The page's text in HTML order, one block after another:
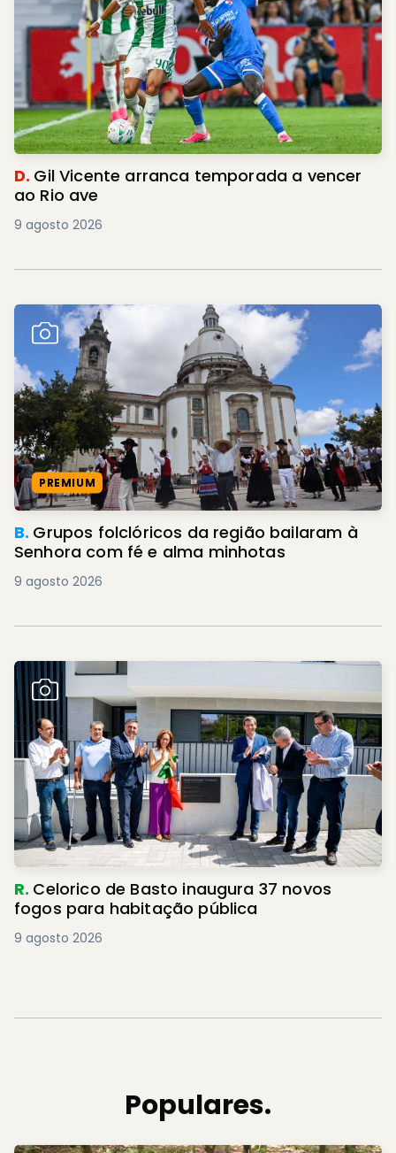
D. Gil Vicente arranca temporada a vencer
ao Rio ave
9 agosto 2026
PREMIUM
B. Grupos folclóricos da região bailaram à
Senhora com fé e alma minhotas
9 agosto 2026
R. Celorico de Basto inaugura 37 novos
fogos para habitação pública
9 agosto 2026
Populares.